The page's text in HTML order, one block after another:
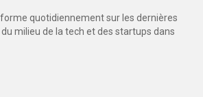
quotidiennement sur les dernières
milieu de la tech et des startups dans